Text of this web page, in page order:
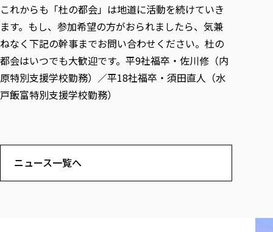
宿舎の紹介
学生生活サポート
学生自主活動支援
社会人学生の育児支援（一時預かり）
学生総合補償制度
スポーツ傷害保険
これからも「杜の都会」は地道に活動を続けていき
ます。もし、参加希望の方がおられましたら、気兼
ねなく下記の幹事までお問い合わせください。杜の
都会はいつでも大歓迎です。平9社福卒・佐川修（内
原特別支援学校勤務）／平18社福卒・須田直人（水
戸飯富特別支援学校勤務）
ニュース一覧へ